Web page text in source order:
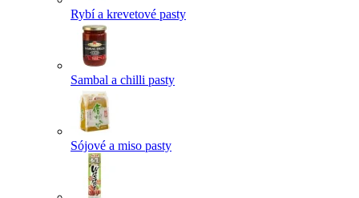
Rybí a krevetové pasty
Sambal a chilli pasty
Sójové a miso pasty